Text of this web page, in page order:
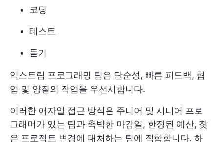
코딩
테스트
듣기
익스트림 프로그래밍 팀은 단순성, 빠른 피드백, 협
업 및 양질의 작업을 우선시합니다.
이러한 애자일 접근 방식은 주니어 및 시니어 프로
그래머가 있는 팀과 촉박한 마감일, 한정된 예산, 잦
은 프로젝트 변경에 대처하는 팀에 적합합니다. 하